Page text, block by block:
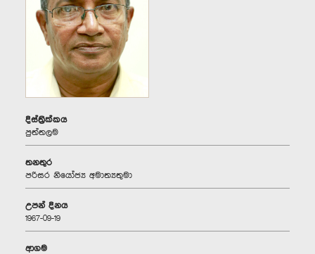
දිස්ත්‍රික්කය
පුත්තලම
තනතුර
පරිසර නියෝජ්‍ය අමාත්‍යතුමා
උපන් දිනය
1967-09-19
ආගම